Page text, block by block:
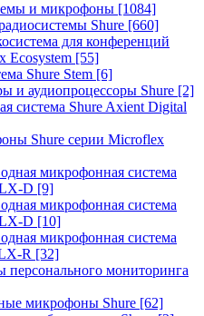
и микрофоны [1084]
Shure [660]
для конференций
Ecosystem [55]
Shure Stem [6]
и аудиопроцессоры Shure [2]
система Shure Axient Digital
Shure серии Microflex
микрофонная система
D [9]
микрофонная система
D [10]
микрофонная система
R [32]
персонального мониторинга
микрофоны Shure [62]